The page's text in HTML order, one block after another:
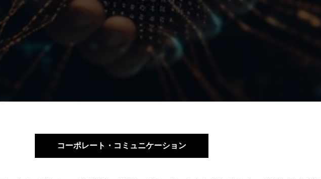
コーポレート・コミュニケーション